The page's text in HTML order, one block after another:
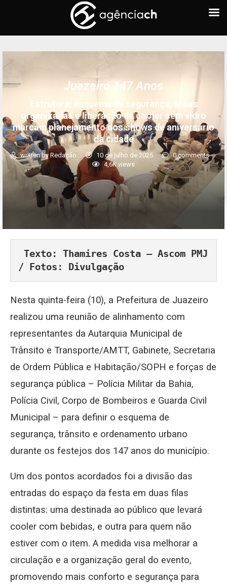
Juazeiro 147 Anos
Estrutura: esquema de segurança, áreas
organizadas e liberação de cooler sem vidro
marcam planejamento dos shows de aniversário
da cidade
written by Redação 10 de julho de 2025
0 comments
4,6K views
/ Fotos: Divulgação
Nesta quinta-feira (10), a Prefeitura de Juazeiro
realizou uma reunião de alinhamento com
representantes da Autarquia Municipal de
Trânsito e Transporte/AMTT, Gabinete, Secretaria
de Ordem Pública e Habitação/SOPH e forças de
segurança pública – Polícia Militar da Bahia,
Polícia Civil, Corpo de Bombeiros e Guarda Civil
Municipal – para definir o esquema de
segurança, trânsito e ordenamento urbano
durante os festejos dos 147 anos do município.
Um dos pontos acordados foi a divisão das
entradas do espaço da festa em duas filas
distintas: uma destinada ao público que levará
cooler com bebidas, e outra para quem não
estiver com o item. A medida visa melhorar a
circulação e a organização geral do evento,
promovendo mais conforto e segurança para